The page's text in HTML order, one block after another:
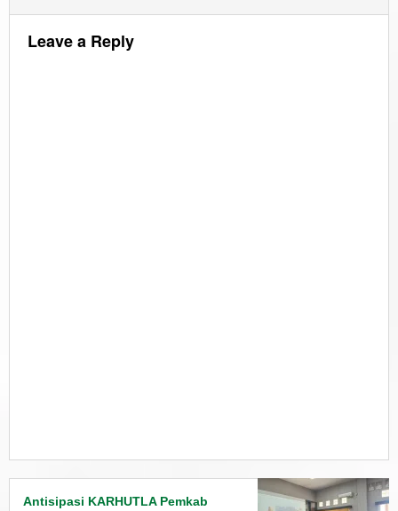
Leave a Reply
Antisipasi KARHUTLA Pemkab